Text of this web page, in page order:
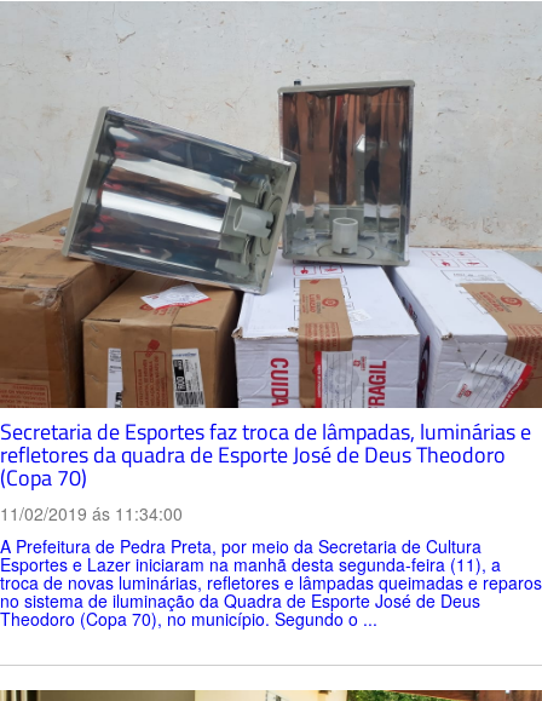
Secretaria de Esportes faz troca de lâmpadas, luminárias e
refletores da quadra de Esporte José de Deus Theodoro
(Copa 70)
11/02/2019 ás 11:34:00
A Prefeitura de Pedra Preta, por meio da Secretaria de Cultura
Esportes e Lazer iniciaram na manhã desta segunda-feira (11), a
troca de novas luminárias, refletores e lâmpadas queimadas e reparos
no sistema de iluminação da Quadra de Esporte José de Deus
Theodoro (Copa 70), no município. Segundo o ...